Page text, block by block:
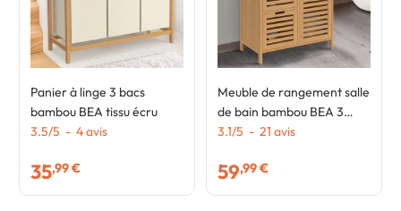
Panier à linge 3 bacs
bambou BEA tissu écru
3.5/5 - 4avis
35,99 €
Meuble de rangement salle
de bain bambou BEA 3
tiroirs avec placard
3.1/5 - 21 avis
59,99 €